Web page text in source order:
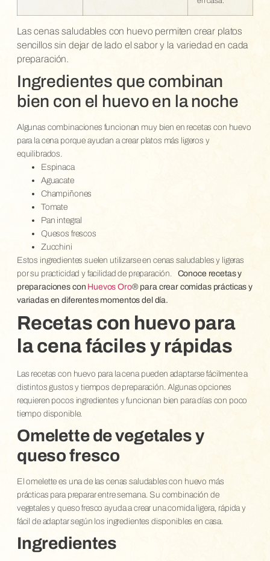
Las cenas saludables con huevo permiten crear platos
sencillos sin dejar de lado el sabor y la variedad en cada
preparación.
Ingredientes que combinan
bien con el huevo en la noche
Algunas combinaciones funcionan muy bien en recetas con huevo
para la cena porque ayudan a crear platos más ligeros y
equilibrados.
Espinaca
Aguacate
Champiñones
Tomate
Pan integral
Quesos frescos
Zucchini
Estos ingredientes suelen utilizarse en cenas saludables y ligeras
por su practicidad y facilidad de preparación.
Conoce recetas y
preparaciones con Huevos Oro® para crear comidas prácticas y
variadas en diferentes momentos del día.
Recetas con huevo para
la cena fáciles y rápidas
Las recetas con huevo para la cena pueden adaptarse fácilmente a
distintos gustos y tiempos de preparación. Algunas opciones
requieren pocos ingredientes y funcionan bien para días con poco
tiempo disponible.
Omelette de vegetales y
queso fresco
El omelette es una de las cenas saludables con huevo más
prácticas para preparar entre semana. Su combinación de
vegetales y queso fresco ayuda a crear una comida ligera, rápida y
fácil de adaptar según los ingredientes disponibles en casa.
Ingredientes